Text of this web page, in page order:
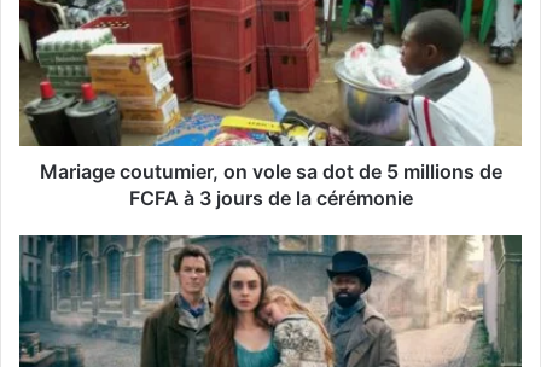
e
a
d
e
s
m
i
l
Mariage coutumier, on vole sa dot de 5 millions de
FCFA à 3 jours de la cérémonie